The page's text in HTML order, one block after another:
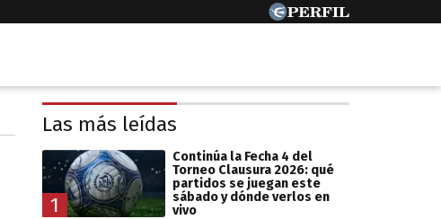
Las más leídas
1
Continúa la Fecha 4 del
Torneo Clausura 2026: qué
partidos se juegan este
sábado y dónde verlos en
vivo